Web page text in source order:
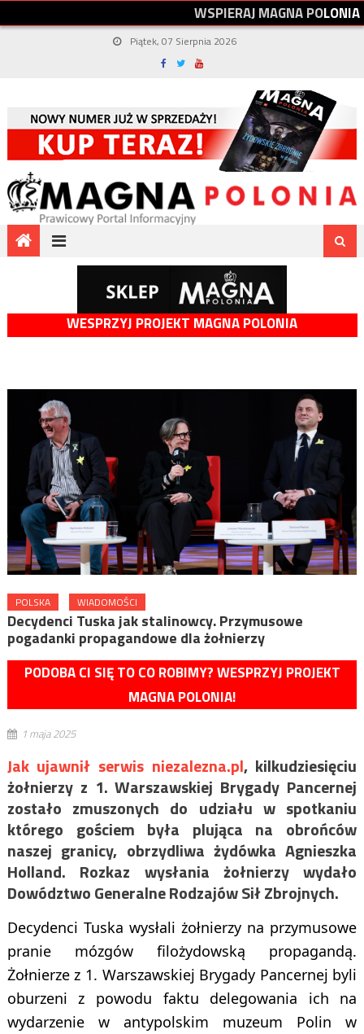
WSPIERAJMAGNAPOLONIA
Piątek, 07 Sierpnia 2026
WESPRZYJ PROJEKT MAGNA POLONIA
POLSKA WIADOMOŚCI
Decydenci Tuska jak stalinowcy. Przymusowe
pogadanki propagandowe dla żołnierzy
PODOBA CI SIĘ TO CO ROBIMY? WESPRZYJ PROJEKT
MAGNA POLONIA!
1 maja 2025
Jak ujawnił serwis niezalezna.pl, kilkudziesięciu
żołnierzy z 1. Warszawskiej Brygady Pancernej
zostało zmuszonych do udziału w spotkaniu
którego gościem była plująca na obrońców
naszej granicy, obrzydliwa żydówka Agnieszka
Holland. Rozkaz wysłania żołnierzy wydało
Dowództwo Generalne Rodzajów Sił Zbrojnych.
Decydenci Tuska wysłali żołnierzy na przymusowe
pranie mózgów filożydowską propagandą.
Żołnierze z 1. Warszawskiej Brygady Pancernej byli
oburzeni z powodu faktu delegowania ich na
wydarzenie w antypolskim muzeum Polin w